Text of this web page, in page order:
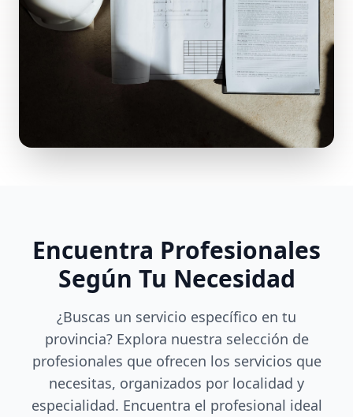
Encuentra Profesionales
Según Tu Necesidad
¿Buscas un servicio específico en tu
provincia? Explora nuestra selección de
profesionales que ofrecen los servicios que
necesitas, organizados por localidad y
especialidad. Encuentra el profesional ideal